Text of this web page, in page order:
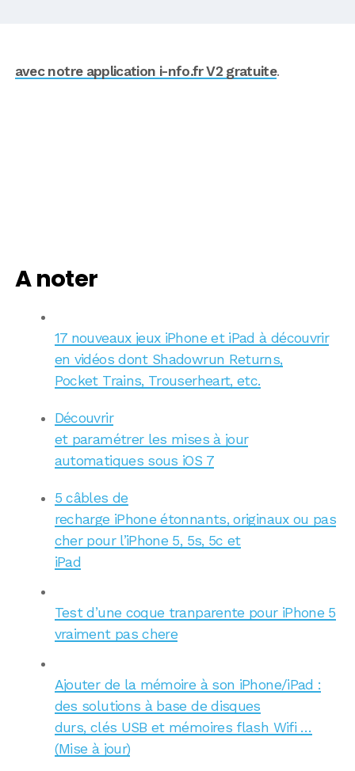
avec notre application i-nfo.fr V2 gratuite.
A noter
17 nouveaux jeux iPhone et iPad à découvrir
en vidéos dont Shadowrun Returns,
Pocket Trains, Trouserheart, etc.
Découvrir
et paramétrer les mises à jour
automatiques sous iOS 7
5 câbles de
recharge iPhone étonnants, originaux ou pas
cher pour l’iPhone 5, 5s, 5c et
iPad
Test d’une coque tranparente pour iPhone 5
vraiment pas chere
Ajouter de la mémoire à son iPhone/iPad :
des solutions à base de disques
durs, clés USB et mémoires flash Wifi …
(Mise à jour)